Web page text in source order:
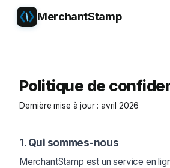
MerchantStamp
Politique de
Dernière mise à jour : avril 2026
1. Qui sommes-nous
MerchantStamp est un service en